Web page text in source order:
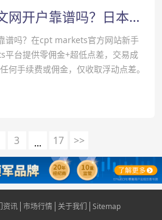
cpt markets中文网开户靠谱吗？日本暗示可能干预货币市场-cpt markets官网
谱吗？在cpt markets官方网站新手
台提供零佣金+超低点差，交易成
何手续费或佣金‌，仅收取浮动点差。
3 ... 17 >>
资讯 市场行情 关于我们 Sitemap